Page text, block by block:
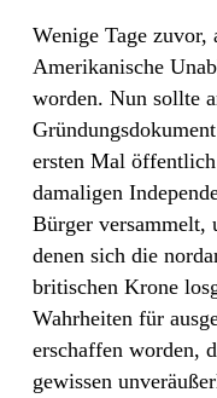
Wenige Tage
Amerikanische
worden. Nun sollte
ersten Mal
damaligen
Bürger versammelt,
denen sich die
britischen Krone
Wahrheiten für
erschaffen worden,
gewissen